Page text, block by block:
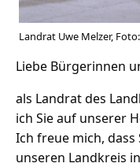
Landrat Uwe Melzer,
Liebe Bürgerinnen
als Landrat des
ich Sie auf unserer
Ich freue mich, dass
unseren Landkreis